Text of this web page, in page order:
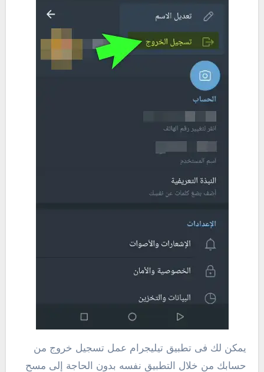
يمكن لك فى تطبيق تيليجرام عمل تسجيل خروج من
حسابك من خلال التطبيق نفسه بدون الحاجة إلى مسح